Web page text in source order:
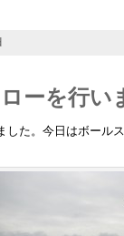
ーを行い
た。今日はボール